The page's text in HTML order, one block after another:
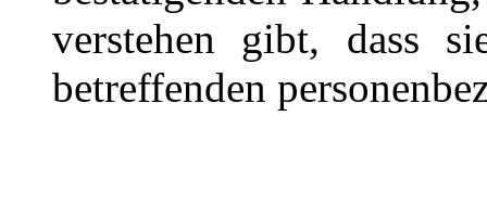
verstehen gibt, dass
betreffenden